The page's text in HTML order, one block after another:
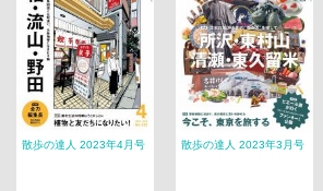
散歩の達人 2023年4月号 散歩の達人 2023年3月号